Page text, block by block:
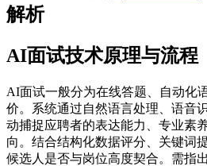
解析
AI面试技术原理与流程
AI面试一般分为在线答题、自动化
价。系统通过自然语言处理、语音
动捕捉应聘者的表达能力、专业素
向。结合结构化数据评分、关键词
候选人是否与岗位高度契合。需指